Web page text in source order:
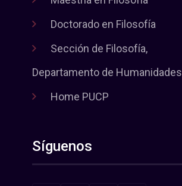
Doctorado en Filosofía
Sección de Filosofía,
Departamento de Humanidades
Home PUCP
Síguenos